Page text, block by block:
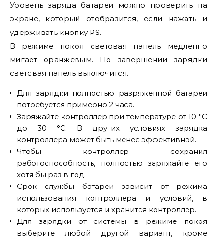
Уровень заряда батареи можно проверить на
экране, который отобразится, если нажать и
удерживать кнопку PS.
В режиме покоя световая панель медленно
мигает оранжевым. По завершении зарядки
световая панель выключится.
Для зарядки полностью разряженной батареи
потребуется примерно 2 часа.
Заряжайте контроллер при температуре от 10 °C
до 30 °C. В других условиях зарядка
контроллера может быть менее эффективной.
Чтобы контроллер сохранил
работоспособность, полностью заряжайте его
хотя бы раз в год.
Срок службы батареи зависит от режима
использования контроллера и условий, в
которых используется и хранится контроллер.
Для зарядки от системы в режиме покоя
выберите любой другой вариант, кроме